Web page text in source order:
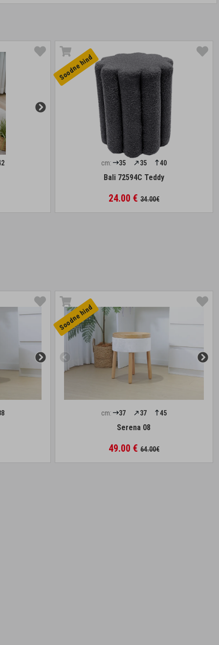
Soodne hind
cm: 35 35 40
Bali 72594C Teddy
24.00 € 34.00€
Soodne hind
cm: 37 37 45
Serena 08
49.00 € 64.00€